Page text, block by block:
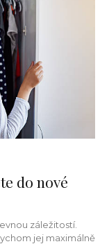
do nové
záležitostí.
jej maximálně